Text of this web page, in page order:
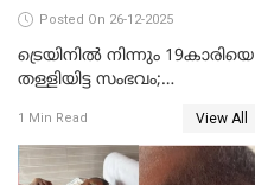
Posted On 26-12-2025
ട്രെയിനില്‍ നിന്നും 19കാരിയെ
തള്ളിയിട്ട സംഭവം;
ആശുപത്രിയിലേക്ക് മാറ്റി
1 Min Read View All